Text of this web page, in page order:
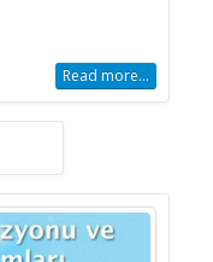
Read more...